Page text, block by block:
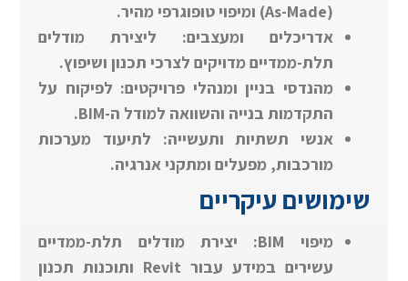
(As-Made) ומיפוי טופוגרפי מהיר.
אדריכלים ומעצבים: ליצירת מודלים
תלת-ממדיים מדויקים לצרכי תכנון ושיפוץ.
מהנדסי בניין ומנהלי פרויקטים: לפיקוח על
התקדמות בנייה והשוואה למודל ה-BIM.
אנשי תשתיות ותעשייה: לתיעוד מערכות
מורכבות, מפעלים ומתקני אנרגיה.
שימושים עיקריים
מיפוי BIM: יצירת מודלים תלת-ממדיים
עשירים במידע עבור Revit ותוכנות תכנון